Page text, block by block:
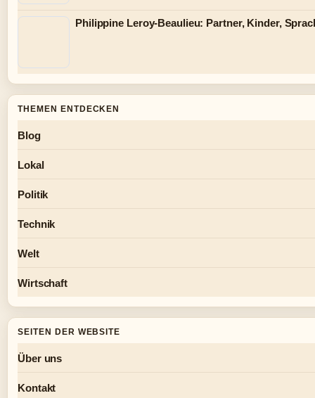
Philippine Leroy-Beaulieu: Partner, Kinder,
THEMEN ENTDECKEN
Blog
Lokal
Politik
Technik
Welt
Wirtschaft
SEITEN DER WEBSITE
Über uns
Kontakt